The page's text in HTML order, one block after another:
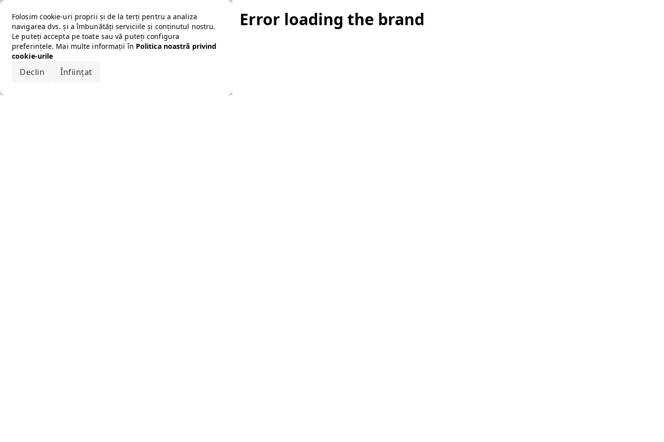
Folosim cookie-uri proprii și de la terți pentru a analiza
navigarea dvs. și a îmbunătăți serviciile și conținutul nostru.
Le puteți accepta pe toate sau vă puteți configura
preferințele. Mai multe informații în Politica noastră privind
cookie-urile
Declin Înființat
Error loading the brand